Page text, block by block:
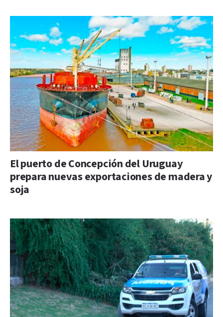
El puerto de Concepción del Uruguay
prepara nuevas exportaciones de madera y
soja